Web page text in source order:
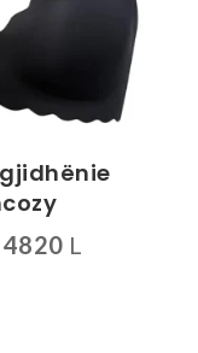
Çmimi
4820 L